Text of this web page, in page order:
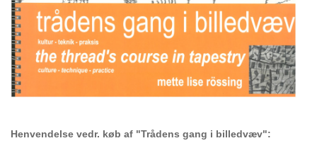
Henvendelse vedr. køb af "Trådens gang i billedvæv":